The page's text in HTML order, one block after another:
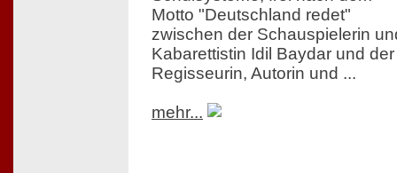
Motto "Deutschland redet"
zwischen der Schauspielerin
Kabarettistin Idil Baydar und der
Regisseurin, Autorin und ...
mehr...